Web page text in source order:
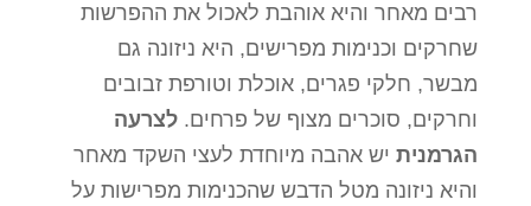
רבים מאחר והיא אוהבת לאכול את ההפרשות
שחרקים וכנימות מפרישים, היא ניזונה גם
מבשר, חלקי פגרים, אוכלת וטורפת זבובים
וחרקים, סוכרים מצוף של פרחים. לצרעה
הגרמניתיש אהבה מיוחדת לעצי השקד מאחר
והיא ניזונה מטל הדבש שהכנימות מפרישות על